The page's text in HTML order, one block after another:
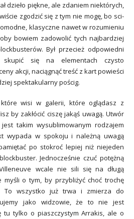
dzieło piękne, ale zdaniem niektórych,
zgodzić się z tym nie mogę, bo sci-
klasyczne nawet w rozumieniu
bowiem zadowolić tych najbardziej
Był przecież odpowiedni
się na elementach czysto
akcji, naciągnąć treść z kart powieści
spektakularny pościg.
wisi w galerii, które oglądasz z
by zakłócić ciszę jakąś uwagą. Utwór
takim wysublimowanym rodzajem
wypada w spokoju i należną uwagą
po stokroć lepiej niż niejeden
Jednocześnie czuć potężną
wcale nie sili się na długą
o tym, by przybliżyć choć trochę
To wszystko już trwa i zmierza do
jako widzowie, że to nie jest
tu tylko o piaszczystym Arrakis, ale o